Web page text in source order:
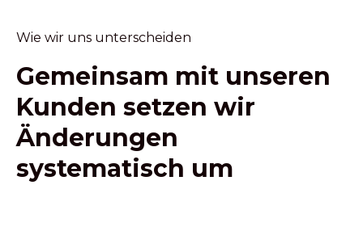
Wie wir uns unterscheiden
Gemeinsam mit unseren
Kunden setzen wir
Änderungen
systematisch um